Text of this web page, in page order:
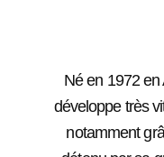
Né en 1972 en
développe très
notamment